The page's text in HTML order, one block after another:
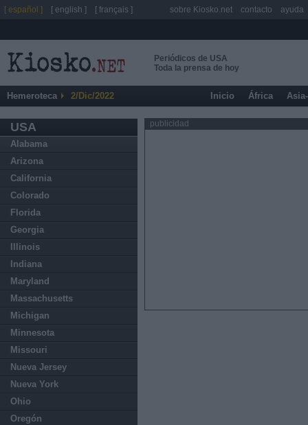
Periódicos de USA
Toda la prensa de hoy
Hemeroteca 2/Dic/2022 Inicio África
USA
Alabama
Arizona
California
Colorado
Florida
Georgia
Illinois
Indiana
Maryland
Massachusetts
Michigan
Minnesota
Missouri
Nueva Jersey
Nueva York
Ohio
Oregón
publicidad
[ español ] [ english ] [ français ] sobre Kiosko.net contacto ayuda